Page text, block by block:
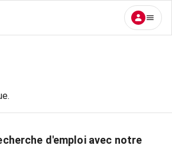
d'emploi avec notre